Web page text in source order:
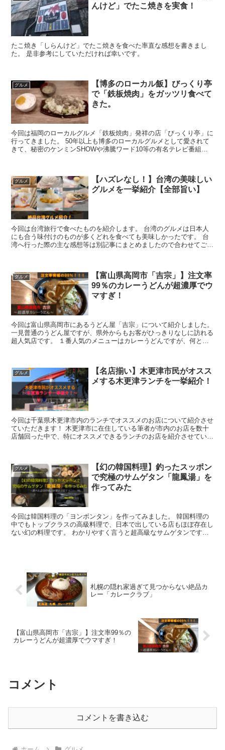
んけど」でたこ焼きを実食！
たこ焼き「しらんけど」でたこ焼きを食べた率直な感想を書きまし
た。 是非参考にしていただければ幸いです。
グルメ
【博多のローカル飯】びっくり亭
で「鉄板焼肉」をガッツリ食べて
きた。
今回は福岡のローカルグルメ「鉄板焼肉」発祥の店「びっくり亭」に
行ってきました。 50年以上も博多のローカルグルメとして愛されて
きて、秘密のケンミンSHOWや沸騰ワード10等の有名テレビ番組で
グルメ
【ハズレなし！】台湾の美味しい
グルメを一挙紹介【全部旨い】
今回は台湾旅行で食べたものを紹介します。 台湾のグルメは日本人
にも合う味付けのものが多くどれを食べても美味しかったです。 台
湾へ行った際の主な感想等は別記事にまとめましたので合わせてご確
グルメ
【富山県高岡市「吉宗」】注文率
99％のカレーうどんが超濃厚でウ
マすぎ！
今回は富山県高岡市にあるうどん屋「吉宗」について紹介しました。
一見普通のうどん屋ですが、県外からもお客がひっきりなしに訪れる
超人気店です。 １番人気のメニューはカレーうどんですが、何と注
グルメ
【名店揃い】木更津市民がオスス
メする木更津ランチを一挙紹介！
今回は千葉県木更津市内のランチでオススメのお店について紹介させ
ていただきます！ 木更津市に在住している筆者が市内のお店を数十
店舗回った中で、特にオススメできるランチのお店を紹介させていた
グルメ
【幻の韓国料理】釣ったスッポン
で究極のサムゲタン「龍鳳湯」を
作ってみた
今回は韓国料理の「ヨンボンタン」を作ってみました。 韓国料理の
中でもトップクラスの高級料理で、日本で出している店もほぼ存在し
ない幻の料理です。 わかりやすく言うと超高級なサムゲタンです。
札幌の隠れ家過ぎて見つからない絶品カ
レー「カレークラブ」
【富山県高岡市「吉宗」】注文率99％の
カレーうどんが超濃厚でウマすぎ！
コメント
コメントを書き込む